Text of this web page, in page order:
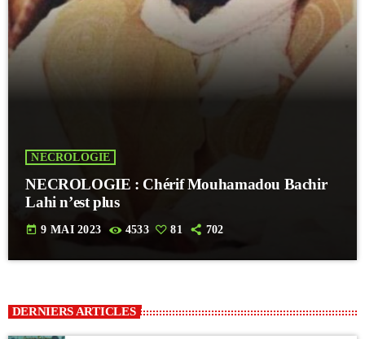
NECROLOGIE
NECROLOGIE : Chérif Mouhamadou Bachir
Lahi n’est plus
today 9 MAI 2023 4533 81 702
DERNIERS ARTICLES